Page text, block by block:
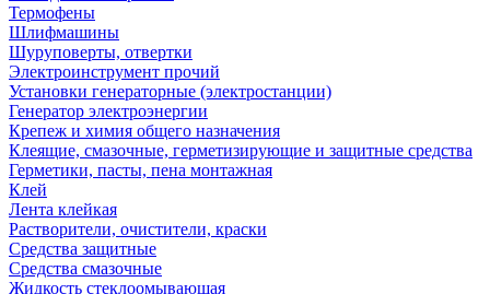
Термофены
Шлифмашины
Шуруповерты, отвертки
Электроинструмент прочий
Установки генераторные (электростанции)
Генератор электроэнергии
Крепеж и химия общего назначения
Клеящие, смазочные, герметизирующие и защитные средства
Герметики, пасты, пена монтажная
Клей
Лента клейкая
Растворители, очистители, краски
Средства защитные
Средства смазочные
Жидкость стеклоомывающая